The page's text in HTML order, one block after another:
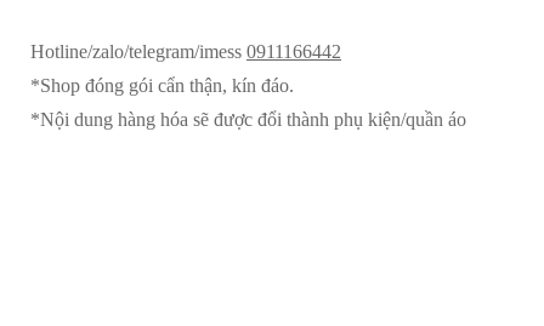
Hotline/zalo/telegram/imess 0911166442
*Shop đóng gói cẩn thận, kín đáo.
*Nội dung hàng hóa sẽ được đổi thành phụ kiện/quần áo